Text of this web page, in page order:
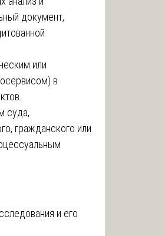
документ,
или
в
суда,
гражданского или
и его